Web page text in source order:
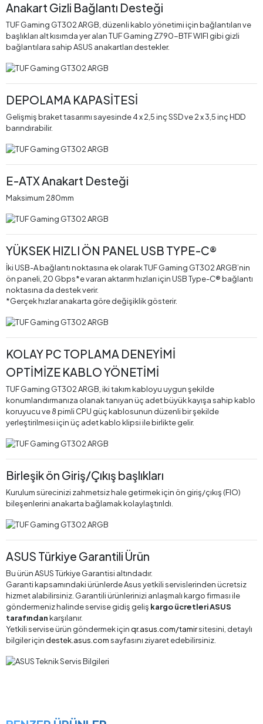
Anakart Gizli Bağlantı Desteği
TUF Gaming GT302 ARGB, düzenli kablo yönetimi için bağlantıları ve
başlıkları alt kısımda yer alan TUF Gaming Z790-BTF WIFI gibi gizli
bağlantılara sahip ASUS anakartları destekler.
DEPOLAMA KAPASİTESİ
Gelişmiş braket tasarımı sayesinde 4 x 2,5 inç SSD ve 2 x 3,5 inç HDD
barındırabilir.
E-ATX Anakart Desteği
Maksimum 280mm
YÜKSEK HIZLI ÖN PANEL USB TYPE-C®
İki USB-A bağlantı noktasına ek olarak TUF Gaming GT302 ARGB’nin
ön paneli, 20 Gbps*e varan aktarım hızları için USB Type-C® bağlantı
noktasına da destek verir.
*Gerçek hızlar anakarta göre değişiklik gösterir.
KOLAY PC TOPLAMA DENEYİMİ
OPTİMİZE KABLO YÖNETİMİ
TUF Gaming GT302 ARGB, iki takım kabloyu uygun şekilde
konumlandırmanıza olanak tanıyan üç adet büyük kayışa sahip kablo
koruyucu ve 8 pimli CPU güç kablosunun düzenli bir şekilde
yerleştirilmesi için üç adet kablo klipsi ile birlikte gelir.
Birleşik ön Giriş/Çıkış başlıkları
Kurulum sürecinizi zahmetsiz hale getirmek için ön giriş/çıkış (FIO)
bileşenlerini anakarta bağlamak kolaylaştırıldı.
ASUS Türkiye Garantili Ürün
Bu ürün ASUS Türkiye Garantisi altındadır.
Garanti kapsamındaki ürünlerde Asus yetkili servislerinden ücretsiz
hizmet alabilirsiniz. Garantili ürünlerinizi anlaşmalı kargo firması ile
göndermeniz halinde servise gidiş geliş kargo ücretleri ASUS
tarafındankarşılanır.
Yetkili servise ürün göndermek için qr.asus.com/tamirsitesini, detaylı
bilgiler için destek.asus.comsayfasını ziyaret edebilirsiniz.